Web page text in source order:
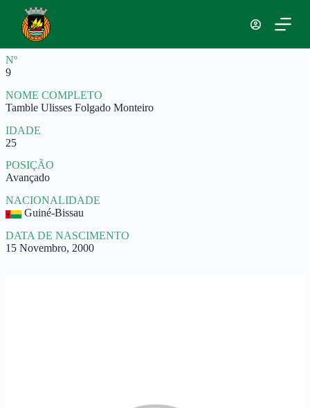
a
r
r
a
o
c
o
n
t
ú
d
Nº
9
NOME COMPLETO
Tamble Ulisses Folgado Monteiro
IDADE
25
POSIÇÃO
Avançado
NACIONALIDADE
Guiné-Bissau
DATA DE NASCIMENTO
15 Novembro, 2000